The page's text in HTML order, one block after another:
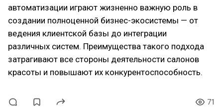
автоматизации играют жизненно важную роль в
создании полноценной бизнес-экосистемы — от
ведения клиентской базы до интеграции
различных систем. Преимущества такого подхода
затрагивают все стороны деятельности салонов
красоты и повышают их конкурентоспособность.
71